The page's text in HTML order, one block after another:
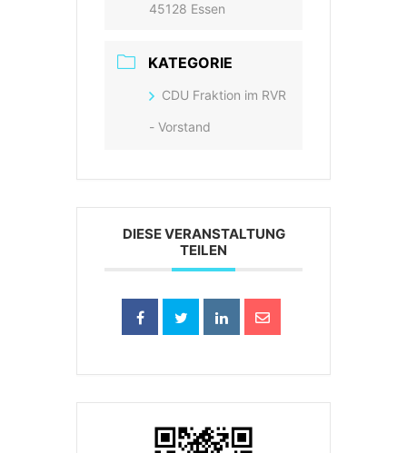
45128 Essen
KATEGORIE
CDU Fraktion im RVR
- Vorstand
DIESE VERANSTALTUNG
TEILEN